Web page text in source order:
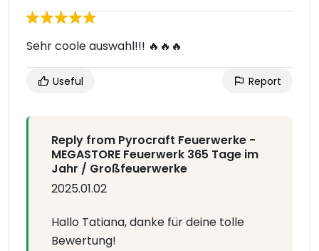
Sehr coole auswahl!!! 🔥🔥🔥
Useful Report
Reply from Pyrocraft Feuerwerke -
MEGASTORE Feuerwerk 365 Tage im
Jahr / Großfeuerwerke
2025.01.02
Hallo Tatiana, danke für deine tolle
Bewertung!